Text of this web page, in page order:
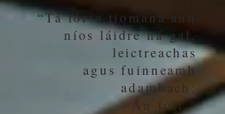
“Tá fórsa tiomána ann
níos láidre ná gal,
leictreachas
agus fuinneamh
adamhach:
An toil."